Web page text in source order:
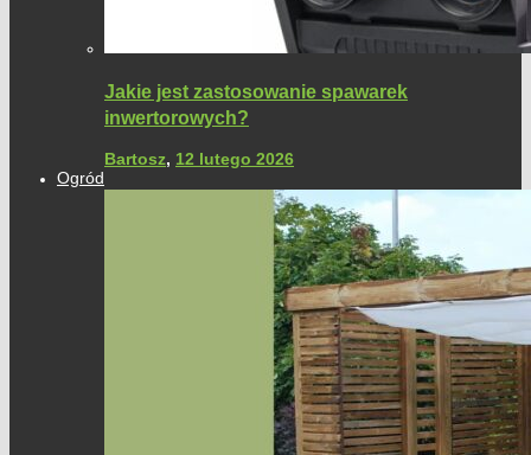
Jakie jest zastosowanie spawarek
inwertorowych?
Bartosz, 12 lutego 2026
Ogród